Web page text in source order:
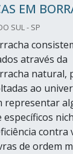
EM
SUL - SP
através da
natural,
ao
representar
contra
de ordem